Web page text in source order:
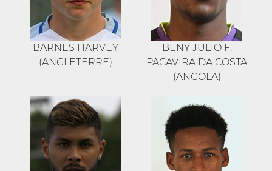
BARNES HARVEY
(ANGLETERRE)
BENY JULIO F.
PACAVIRA DA COSTA
(ANGOLA)